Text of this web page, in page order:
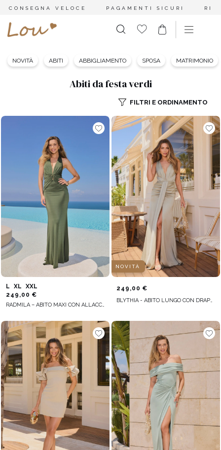
CONSEGNA VELOCE PAGAMENTI SICURI
NOVITÀ ABITI ABBIGLIAMENTO SPOSA MATRIMONIO
Abiti da festa verdi
FILTRI E ORDINAMENTO
L XL
XXL
249,00 €
RADMILA – ABITO MAXI CON ALLACCIATURA AL COLLO IN VERDE BOTTIGLIA
NOVITÀ
249,00 €
BLYTHIA - ABITO LUNGO CON DRAPPEGGI IN TONALITÀ VERDE PISELLO